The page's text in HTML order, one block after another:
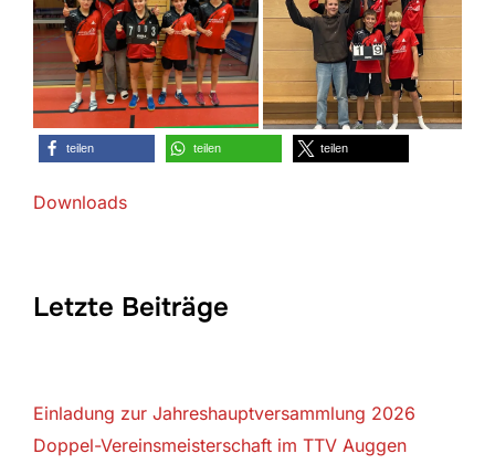
teilen teilen teilen
Downloads
Letzte Beiträge
Einladung zur Jahreshauptversammlung 2026
Doppel-Vereinsmeisterschaft im TTV Auggen